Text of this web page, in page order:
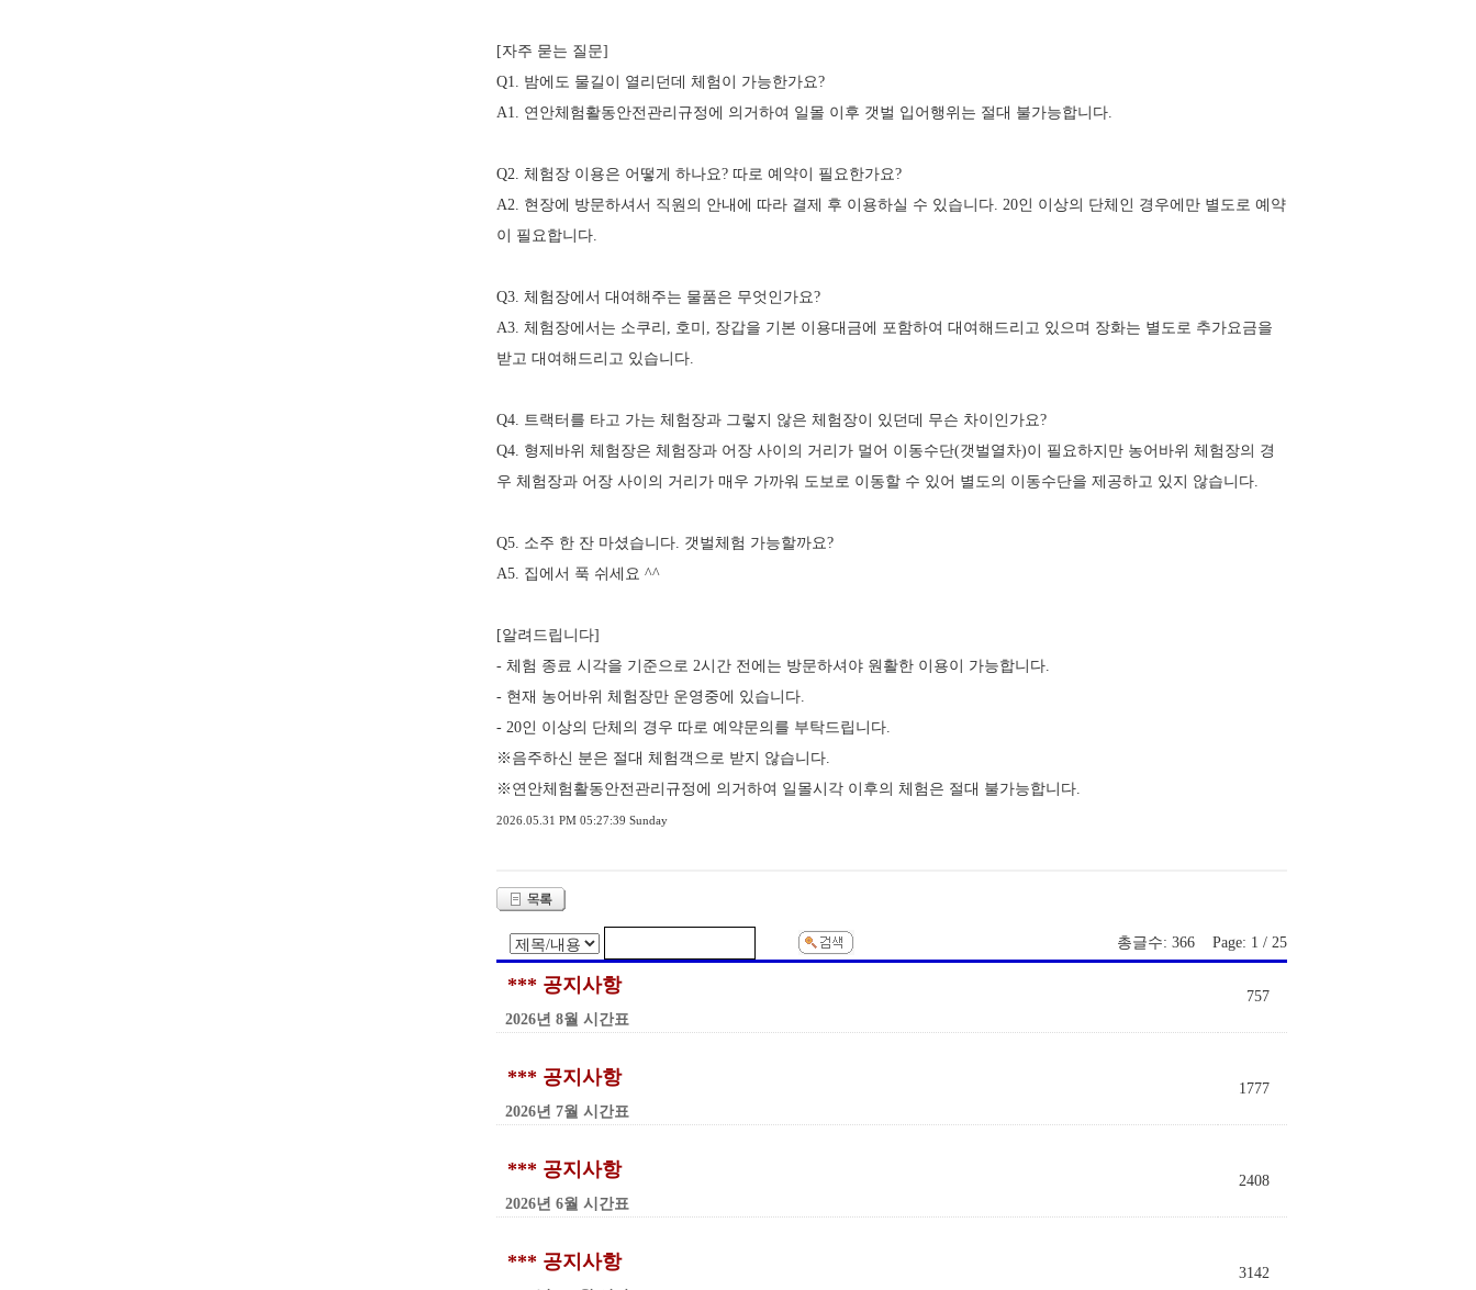
[자주 묻는 질문]
Q1. 밤에도 물길이 열리던데 체험이 가능한가요?
A1. 연안체험활동안전관리규정에 의거하여 일몰 이후 갯벌 입어행위는 절대 불가능합니다.
Q2. 체험장 이용은 어떻게 하나요? 따로 예약이 필요한가요?
A2. 현장에 방문하셔서 직원의 안내에 따라 결제 후 이용하실 수 있습니다. 20인 이상의 단체인 경우에만 별도로 예약
이 필요합니다.
Q3. 체험장에서 대여해주는 물품은 무엇인가요?
A3. 체험장에서는 소쿠리, 호미, 장갑을 기본 이용대금에 포함하여 대여해드리고 있으며 장화는 별도로 추가요금을
받고 대여해드리고 있습니다.
Q4. 트랙터를 타고 가는 체험장과 그렇지 않은 체험장이 있던데 무슨 차이인가요?
Q4. 형제바위 체험장은 체험장과 어장 사이의 거리가 멀어 이동수단(갯벌열차)이 필요하지만 농어바위 체험장의 경
우 체험장과 어장 사이의 거리가 매우 가까워 도보로 이동할 수 있어 별도의 이동수단을 제공하고 있지 않습니다.
Q5. 소주 한 잔 마셨습니다. 갯벌체험 가능할까요?
A5. 집에서 푹 쉬세요 ^^
[알려드립니다]
- 체험 종료 시각을 기준으로 2시간 전에는 방문하셔야 원활한 이용이 가능합니다.
- 현재 농어바위 체험장만 운영중에 있습니다.
- 20인 이상의 단체의 경우 따로 예약문의를 부탁드립니다.
※음주하신 분은 절대 체험객으로 받지 않습니다.
※연안체험활동안전관리규정에 의거하여 일몰시각 이후의 체험은 절대 불가능합니다.
2026.05.31 PM 05:27:39 Sunday
총글수: 366 Page: 1 / 25
*** 공지사항
2026년 8월 시간표
757
*** 공지사항
2026년 7월 시간표
1777
*** 공지사항
2026년 6월 시간표
2408
*** 공지사항
3142